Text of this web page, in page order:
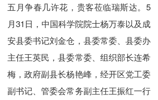
五月争春几许花，贵客莅临瑞斯达。5
月31日，中国科学院院士杨万泰以及成
安县委书记刘金仓，县委常委、县委办
主任王英民，县委常委、组织部长连希
梅，政府副县长杨艳峰，经开区党工委
副书记、管委会常务副主任王振红一行